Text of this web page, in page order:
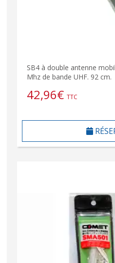
SB4 à double antenne
Mhz de bande UHF. 92 cm.
42,96€ TTC